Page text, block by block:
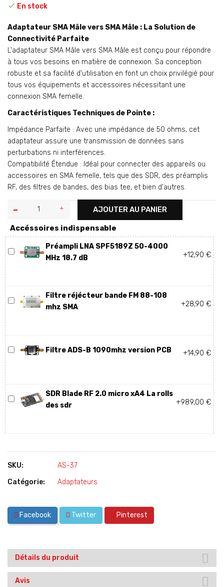
 En stock
Adaptateur SMA Mâle vers SMA Mâle : La Solution de
Connectivité Parfaite
L'adaptateur SMA Mâle vers SMA Mâle est conçu pour répondre
à tous vos besoins en matière de connexion. Sa conception
robuste et sa facilité d'utilisation en font un choix privilégié pour
tous vos équipements et accessoires nécessitant une
connexion SMA femelle.
Caractéristiques Techniques de Pointe :
Impédance Parfaite : Avec une impédance de 50 ohms, cet
adaptateur assure une transmission de données sans
perturbations ni interférences.
Compatibilité Étendue : Idéal pour connecter des appareils ou
accessoires en SMA femelle, tels que des SDR, des préamplis
RF, des filtres de bandes, des bias tee, et bien d'autres.
AJOUTER AU PANIER
Accéssoires indispensable
Préampli LNA SPF5189Z 50-4000
MHz 18.7 dB
+12,90 €
Filtre réjécteur bande FM 88-108
mhz SMA
+28,90 €
Filtre ADS-B 1090mhz version PCB +14,90 €
SDR Blade RF 2.0 micro xA4 La rolls
des sdr
+989,00 €
SKU:
AS-37
Catégorie:
Adaptateurs
Facebook Twitter Pinterest
Détails du produit
Avis